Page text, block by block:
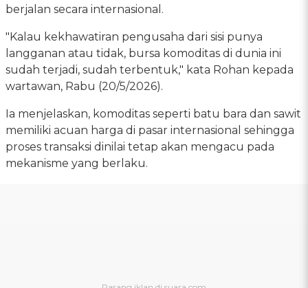
berjalan secara internasional.
"Kalau kekhawatiran pengusaha dari sisi punya
langganan atau tidak, bursa komoditas di dunia ini
sudah terjadi, sudah terbentuk," kata Rohan kepada
wartawan, Rabu (20/5/2026).
Ia menjelaskan, komoditas seperti batu bara dan sawit
memiliki acuan harga di pasar internasional sehingga
proses transaksi dinilai tetap akan mengacu pada
mekanisme yang berlaku.